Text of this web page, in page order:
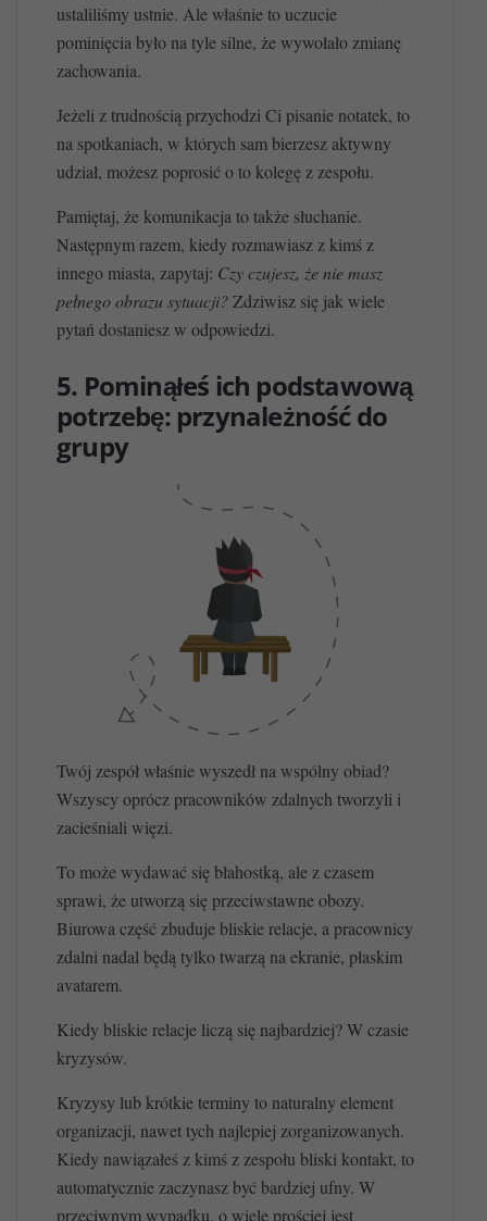
ustaliliśmy ustnie. Ale właśnie to uczucie
pominięcia było na tyle silne, że wywołało zmianę
zachowania.
Jeżeli z trudnością przychodzi Ci pisanie notatek, to
na spotkaniach, w których sam bierzesz aktywny
udział, możesz poprosić o to kolegę z zespołu.
Pamiętaj, że komunikacja to także słuchanie.
Następnym razem, kiedy rozmawiasz z kimś z
innego miasta, zapytaj: Czy czujesz, że nie masz
pełnego obrazu sytuacji?Zdziwisz się jak wiele
pytań dostaniesz w odpowiedzi.
5. Pominąłeś ich podstawową
potrzebę: przynależność do
grupy
Twój zespół właśnie wyszedł na wspólny obiad?
Wszyscy oprócz pracowników zdalnych tworzyli i
zacieśniali więzi.
To może wydawać się błahostką, ale z czasem
sprawi, że utworzą się przeciwstawne obozy.
Biurowa część zbuduje bliskie relacje, a pracownicy
zdalni nadal będą tylko twarzą na ekranie, płaskim
avatarem.
Kiedy bliskie relacje liczą się najbardziej? W czasie
kryzysów.
Kryzysy lub krótkie terminy to naturalny element
organizacji, nawet tych najlepiej zorganizowanych.
Kiedy nawiązałeś z kimś z zespołu bliski kontakt, to
automatycznie zaczynasz być bardziej ufny. W
przeciwnym wypadku, o wiele prościej jest